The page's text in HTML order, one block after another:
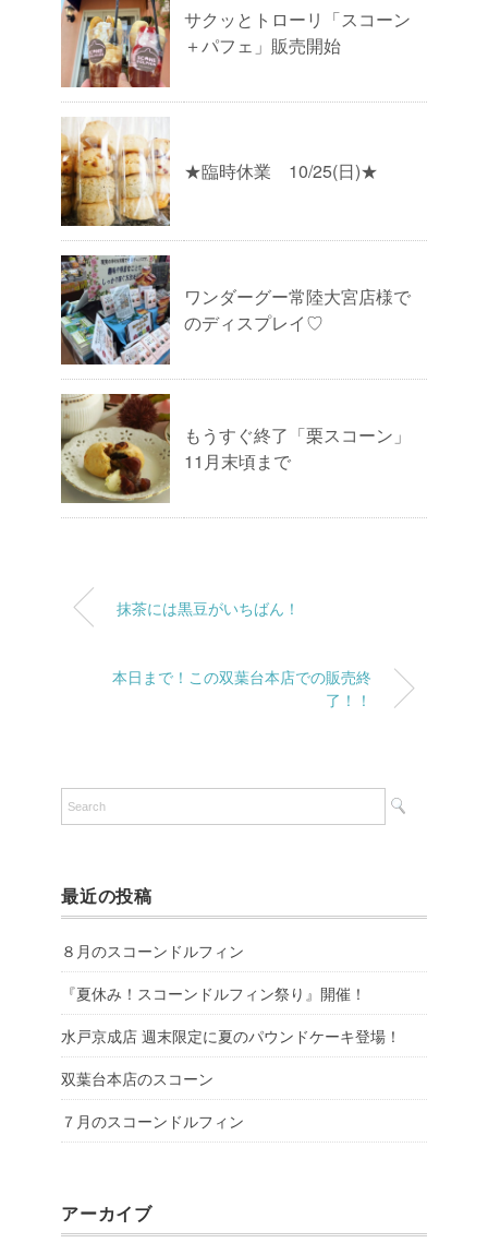
サクッとトローリ「スコーン
＋パフェ」販売開始
★臨時休業 10/25(日)★
ワンダーグー常陸大宮店様で
のディスプレイ♡
もうすぐ終了「栗スコーン」
11月末頃まで
抹茶には黒豆がいちばん！
本日まで！この双葉台本店での販売終
了！！
最近の投稿
８月のスコーンドルフィン
『夏休み！スコーンドルフィン祭り』開催！
水戸京成店 週末限定に夏のパウンドケーキ登場！
双葉台本店のスコーン
７月のスコーンドルフィン
アーカイブ